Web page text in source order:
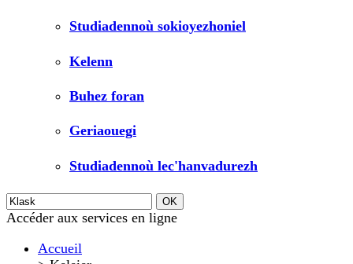
Studiadennoù sokioyezhoniel
Kelenn
Buhez foran
Geriaouegi
Studiadennoù lec'hanvadurezh
Accéder aux services en ligne
Accueil